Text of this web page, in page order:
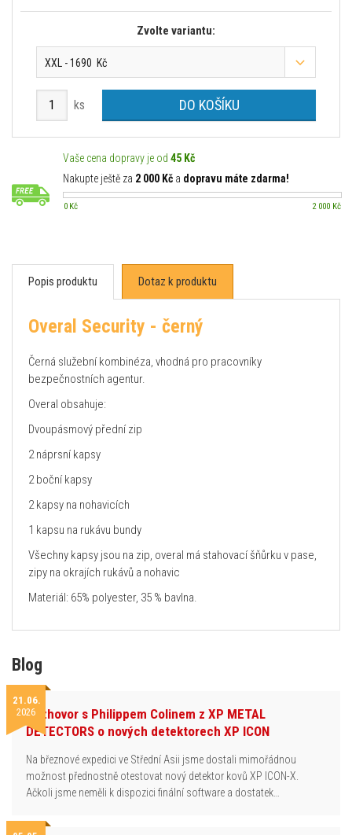
Zvolte variantu:
XXL - 1690 Kč
ks DO KOŠÍKU
Vaše cena dopravy je od 45 Kč
Nakupte ještě za 2 000 Kč a dopravu máte zdarma!
0 Kč 2 000 Kč
Popis produktu Dotaz k produktu
Overal Security - černý
Černá služební kombinéza, vhodná pro pracovníky
bezpečnostních agentur.
Overal obsahuje:
Dvoupásmový přední zip
2 náprsní kapsy
2 boční kapsy
2 kapsy na nohavicích
1 kapsu na rukávu bundy
Všechny kapsy jsou na zip, overal má stahovací šňůrku v pase,
zipy na okrajích rukávů a nohavic
Materiál: 65% polyester, 35 % bavlna.
Blog
21.06.
2026Rozhovor s Philippem Colinem z XP METAL
DETECTORS o nových detektorech XP ICON
Na březnové expedici ve Střední Asii jsme dostali mimořádnou
možnost přednostně otestovat nový detektor kovů XP ICON-X.
Ačkoli jsme neměli k dispozici finální software a dostatek…